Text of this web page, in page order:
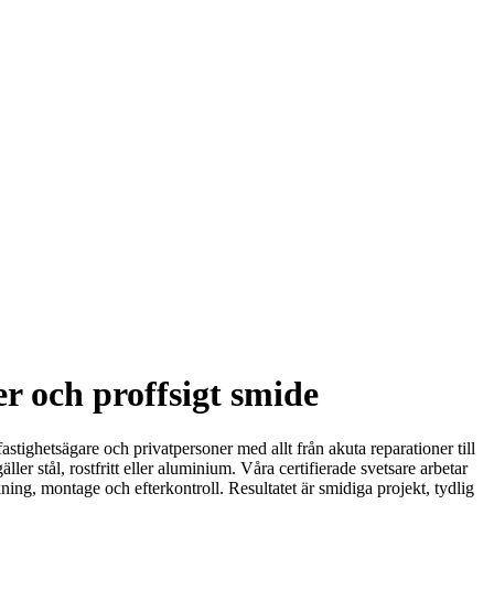
och proffsigt smide
och privatpersoner med allt från akuta reparationer till
stål, rostfritt eller aluminium. Våra certifierade svetsare arbetar
montage och efterkontroll. Resultatet är smidiga projekt, tydlig